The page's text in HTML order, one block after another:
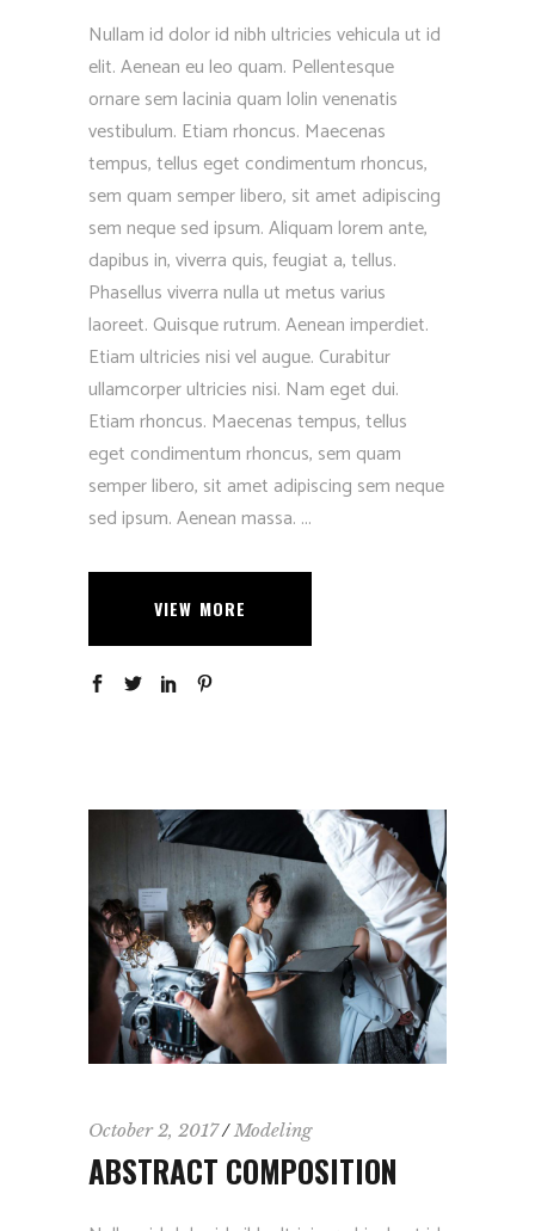
Nullam id dolor id nibh ultricies vehicula ut id
elit. Aenean eu leo quam. Pellentesque
ornare sem lacinia quam lolin venenatis
vestibulum. Etiam rhoncus. Maecenas
tempus, tellus eget condimentum rhoncus,
sem quam semper libero, sit amet adipiscing
sem neque sed ipsum. Aliquam lorem ante,
dapibus in, viverra quis, feugiat a, tellus.
Phasellus viverra nulla ut metus varius
laoreet. Quisque rutrum. Aenean imperdiet.
Etiam ultricies nisi vel augue. Curabitur
ullamcorper ultricies nisi. Nam eget dui.
Etiam rhoncus. Maecenas tempus, tellus
eget condimentum rhoncus, sem quam
semper libero, sit amet adipiscing sem neque
sed ipsum. Aenean massa.
VIEW MORE
October 2, 2017 Modeling
ABSTRACT COMPOSITION